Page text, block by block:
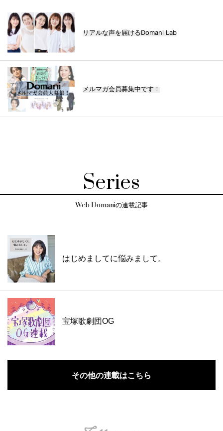
リアルな声を届けるDomani Lab
メルマガ会員募集中です！
Series
Web Domaniの連載記事
はじめましてに悩みまして。
宝塚歌劇団OG
その他の連載はこちら